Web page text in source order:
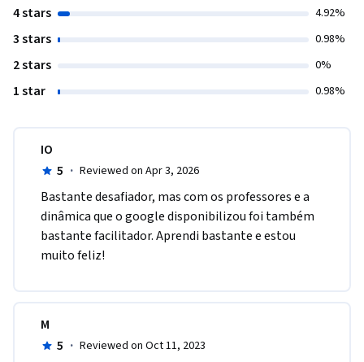
4 stars 4.92%
3 stars 0.98%
2 stars 0%
1 star 0.98%
IO
5 · Reviewed on Apr 3, 2026
Bastante desafiador, mas com os professores e a
dinâmica que o google disponibilizou foi também
bastante facilitador. Aprendi bastante e estou
muito feliz!
M
5 · Reviewed on Oct 11, 2023